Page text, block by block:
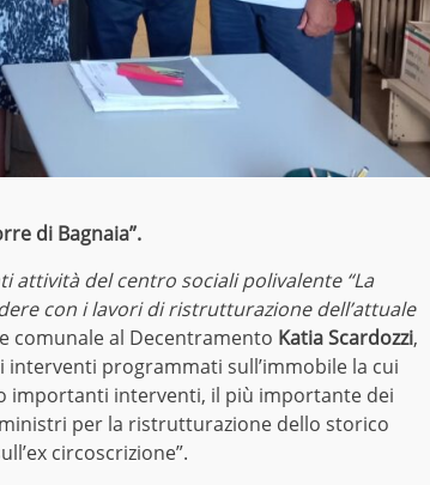
di Bagnaia”.
del centro sociali polivalente “La
con i lavori di ristrutturazione dell’attuale
comunale al Decentramento Katia Scardozzi,
programmati sull’immobile la cui
importanti interventi, il più importante dei
per la ristrutturazione dello storico
circoscrizione”.